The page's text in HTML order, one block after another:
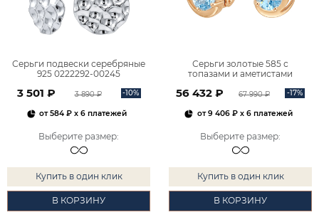
Серьги подвески серебряные
925 0222292-00245
3 501 ₽ 3 890 ₽ -10%
от584 ₽ x 6 платежей
Выберите размер:
Купить в один клик
В КОРЗИНУ
Серьги золотые 585 с
топазами и аметистами
56 432 ₽ 67 990 ₽ -17%
от9 406 ₽x 6 платежей
Выберите размер:
Купить в один клик
В КОРЗИНУ